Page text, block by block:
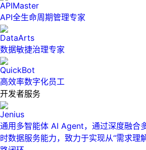
APIMaster
API全生命周期管理专家
DataArts
数据敏捷治理专家
QuickBot
高效率数字化员工
开发者服务
Jenius
通用多智能体 AI Agent，通过深度融合
时数据服务能力，致力于实现从“需求理